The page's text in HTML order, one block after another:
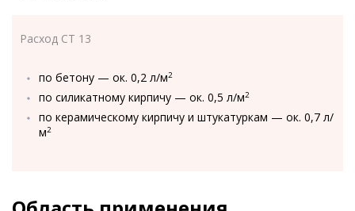
Расход CT 13
по бетону — ок. 0,2 л/м2
по силикатному кирпичу — ок. 0,5 л/м2
по керамическому кирпичу и штукатуркам — ок. 0,7 л/
м2